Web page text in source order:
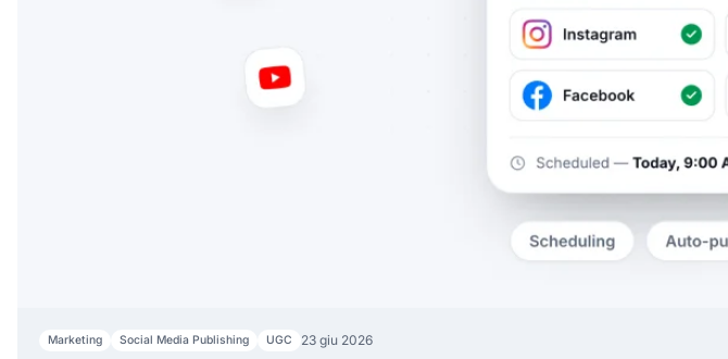
Marketing Social Media Publishing UGC 23 giu 2026